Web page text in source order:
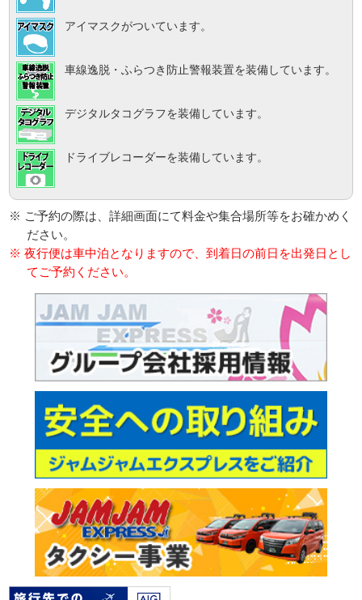
アイマスクがついています。
車線逸脱・ふらつき防止警報装置を装備しています。
デジタルタコグラフを装備しています。
ドライブレコーダーを装備しています。
※ ご予約の際は、詳細画面にて料金や集合場所等をお確かめく
ださい。
※ 夜行便は車中泊となりますので、到着日の前日を出発日とし
てご予約ください。